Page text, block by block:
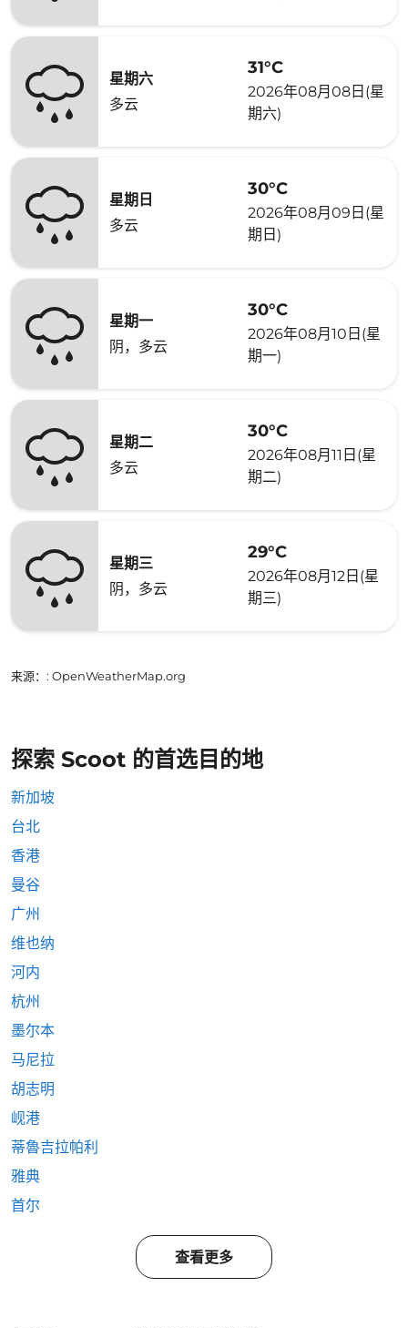
星期六
多云
31°C
2026年08月08日(星
期六)
星期日
多云
30°C
2026年08月09日(星
期日)
星期一
阴，多云
30°C
2026年08月10日(星
期一)
星期二
多云
30°C
2026年08月11日(星
期二)
星期三
阴，多云
29°C
2026年08月12日(星
期三)
来源： : OpenWeatherMap.org
探索 Scoot 的首选目的地
新加坡
台北
香港
曼谷
广州
维也纳
河内
杭州
墨尔本
马尼拉
胡志明
岘港
蒂魯吉拉帕利
雅典
首尔
查看更多